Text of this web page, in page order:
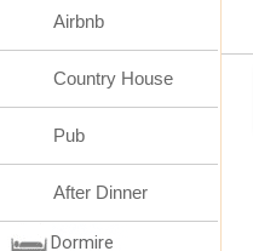
Airbnb
Country House
Pub
After Dinner
Dormire